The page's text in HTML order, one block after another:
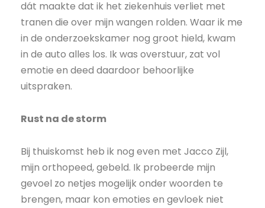
dát maakte dat ik het ziekenhuis verliet met
tranen die over mijn wangen rolden. Waar ik me
in de onderzoekskamer nog groot hield, kwam
in de auto alles los. Ik was overstuur, zat vol
emotie en deed daardoor behoorlijke
uitspraken.
Rust na de storm
Bij thuiskomst heb ik nog even met Jacco Zijl,
mijn orthopeed, gebeld. Ik probeerde mijn
gevoel zo netjes mogelijk onder woorden te
brengen, maar kon emoties en gevloek niet